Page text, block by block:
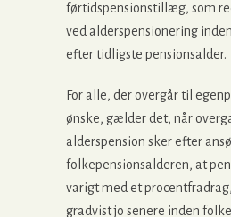
førtidspensionstillæg, som
ved alderspensionering
efter tidligste pensionsalder.
For alle, der overgår til
ønske, gælder det, når
alderspension sker efter
folkepensionsalderen, at
varigt med et
gradvist jo senere inden